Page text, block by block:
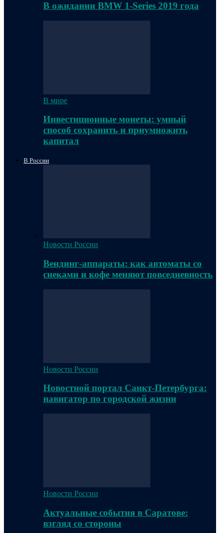
В ожидании BMW 1-Series 2019 года
В мире
Инвестиционные монеты: умный
способ сохранить и приумножить
капитал
В России
Новости России
Вендинг-аппараты: как автоматы со
снеками и кофе меняют повседневность
Новости России
Новостной портал Санкт-Петербурга:
навигатор по городской жизни
Новости России
Актуальные события в Саратове:
взгляд со стороны